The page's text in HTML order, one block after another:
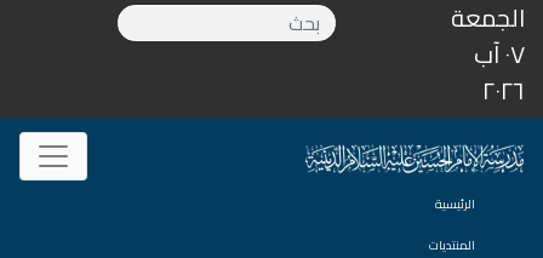
الجمعة
٠٧ آب
٢٠٢٦
الرئيسية
المنتديات